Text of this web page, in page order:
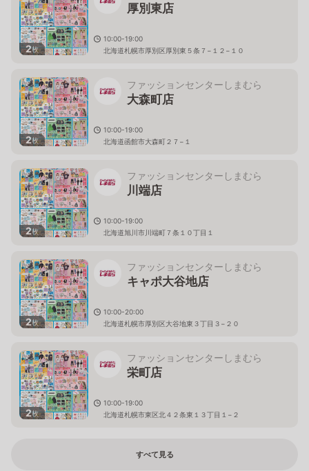
2枚
厚別東店
10:00-19:00
北海道札幌市厚別区厚別東５条７−１２−１０
2枚
ファッションセンターしまむら
大森町店
10:00-19:00
北海道函館市大森町２７−１
2枚
ファッションセンターしまむら
川端店
10:00-19:00
北海道旭川市川端町７条１０丁目１
2枚
ファッションセンターしまむら
キャポ大谷地店
10:00-20:00
北海道札幌市厚別区大谷地東３丁目３−２０
2枚
ファッションセンターしまむら
栄町店
10:00-19:00
北海道札幌市東区北４２条東１３丁目１−２
すべて見る